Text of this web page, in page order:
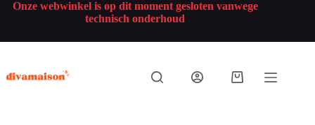
Onze webwinkel is op dit moment gesloten vanwege
technisch onderhoud